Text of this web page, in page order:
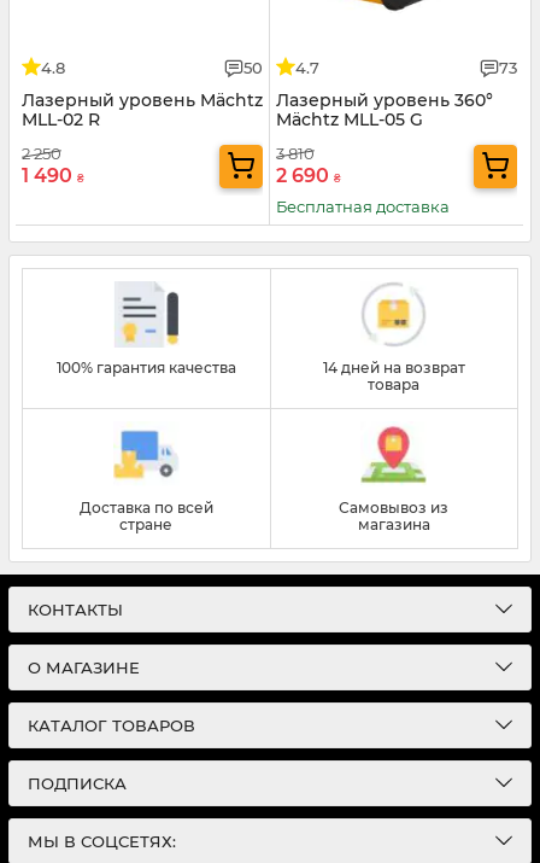
4.8 50
Лазерный уровень Mächtz
MLL-02 R
2 250
1 490 ₴
4.7 73
Лазерный уровень 360°
Mächtz MLL-05 G
3 810
2 690 ₴
Бесплатная доставка
100% гарантия качества
14 дней на возврат
товара
Доставка по всей
стране
Самовывоз из
магазина
КОНТАКТЫ
О МАГАЗИНЕ
КАТАЛОГ ТОВАРОВ
ПОДПИСКА
МЫ В СОЦСЕТЯХ: